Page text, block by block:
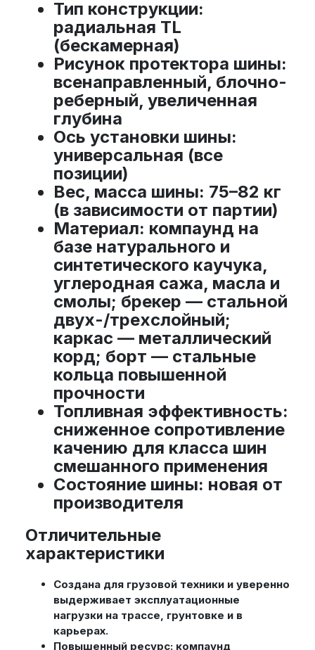
Тип конструкции:
радиальная TL
(бескамерная)
Рисунок протектора шины:
всенаправленный, блочно-
реберный, увеличенная
глубина
Ось установки шины:
универсальная (все
позиции)
Вес, масса шины: 75–82 кг
(в зависимости от партии)
Материал: компаунд на
базе натурального и
синтетического каучука,
углеродная сажа, масла и
смолы; брекер — стальной
двух-/трехслойный;
каркас — металлический
корд; борт — стальные
кольца повышенной
прочности
Топливная эффективность:
сниженное сопротивление
качению для класса шин
смешанного применения
Состояние шины: новая от
производителя
Отличительные
характеристики
Создана для грузовой техники и уверенно
выдерживает эксплуатационные
нагрузки на трассе, грунтовке и в
карьерах.
Повышенный ресурс: компаунд